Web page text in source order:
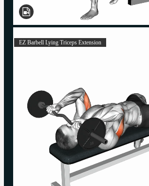
EZ Barbell Lying Triceps Extension